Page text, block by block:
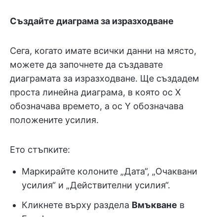
Създайте диаграма за изразходване
Сега, когато имате всички данни на място,
можете да започнете да създавате
диаграмата за изразходване. Ще създадем
проста линейна диаграма, в която ос Х
обозначава времето, а ос Y обозначава
положените усилия.
Ето стъпките:
Маркирайте колоните „Дата“, „Очаквани
усилия“ и „Действителни усилия“.
Кликнете върху раздела Вмъкване в